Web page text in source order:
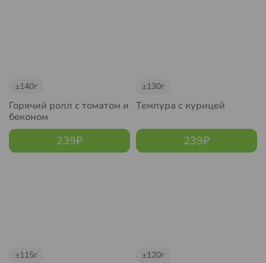
±140г
Горячий ролл с томатом и
беконом
239₽
±130г
Темпура с курицей
239₽
±115г ±120г